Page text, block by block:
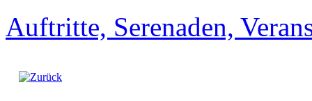
Auftritte, Serenaden,